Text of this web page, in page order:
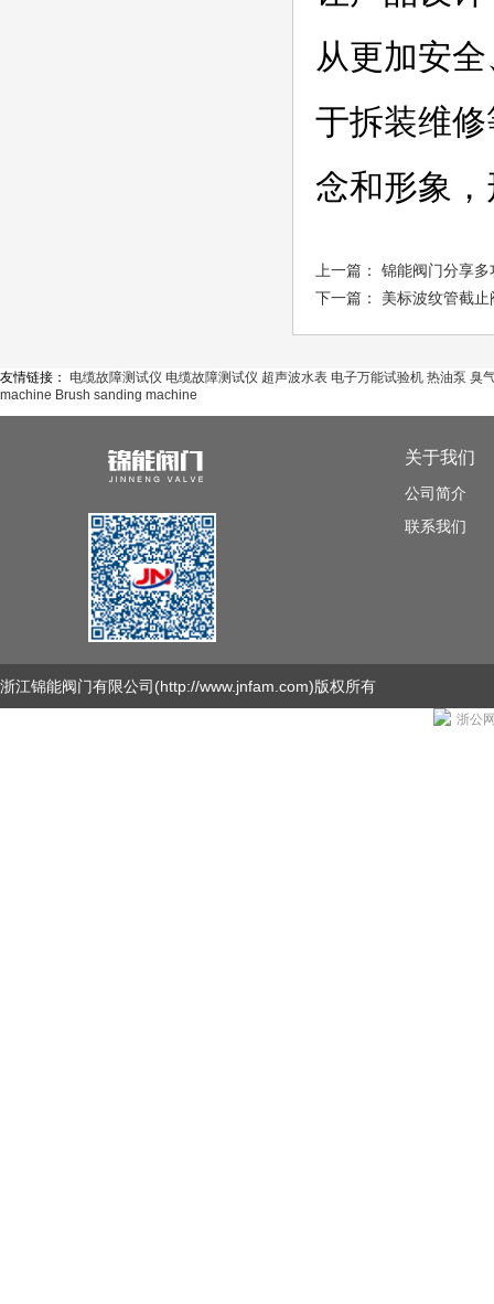
从更加安
于拆装维
念和形象
上一篇： 锦能阀门分享
下一篇： 美标波纹管截
友情链接： 电缆故障测试仪 电缆故障测试仪 超声波水表 电子万能试验机 热油泵 臭
machine Brush sanding machine
关于我们
公司简介
联系我们
浙江锦能阀门有限公司 (http://www.jnfam.com)版权所有
浙公